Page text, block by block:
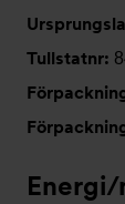
Tullstatnr: